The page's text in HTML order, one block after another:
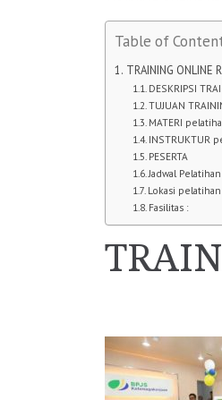
Table of
TRAINING ONLINE
DESKRIPSI
TUJUAN
MATERI
INSTRUKTUR
PESERTA
Jadwal
Lokasi
Fasilitas :